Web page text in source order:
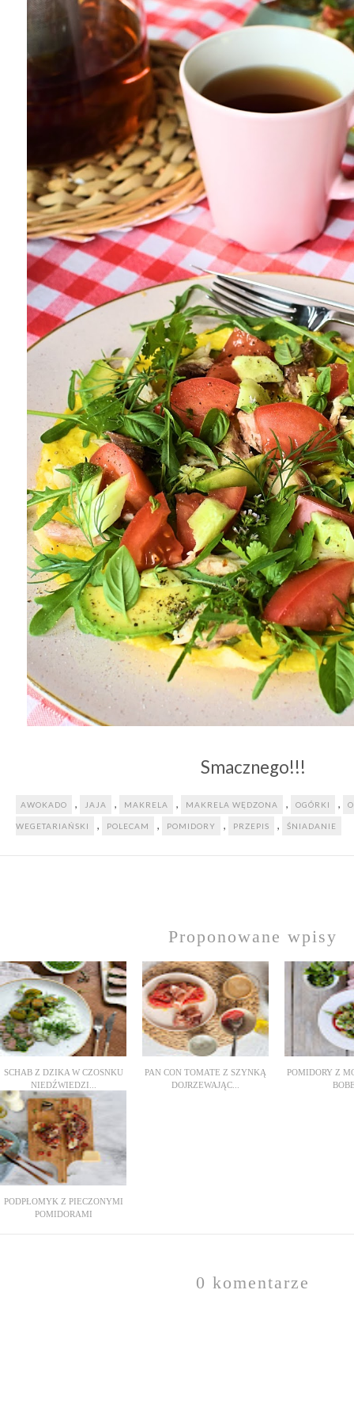
Smacznego!!!
AWOKADO , JAJA , MAKRELA , MAKRELA WĘDZONA , OGÓRKI ,
WEGETARIAŃSKI , POLECAM , POMIDORY , PRZEPIS , ŚNIADANIE
Proponowane wpisy
SCHAB Z DZIKA W CZOSNKU
NIEDŹWIEDZI...
PAN CON TOMATE Z SZYNKĄ
DOJRZEWAJĄC...
POMIDORY Z
PODPŁOMYK Z PIECZONYMI
POMIDORAMI
0 komentarze